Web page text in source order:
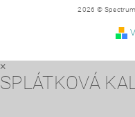
2026 ©
×
SPLÁTKOVÁ